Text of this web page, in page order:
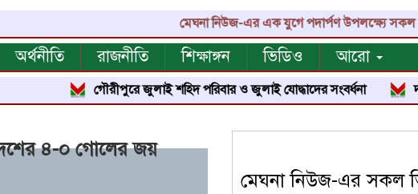
মেঘনা নিউজ-এর এক যুগে পদার্পণ উপলক্ষ্যে সকল
অর্থনীতি রাজনীতি শিক্ষাঙ্গন ভিডিও আরো
গৌরীপুরে জুলাই শহিদ পরিবার ও জুলাই যোদ্ধাদের সংবর্ধনা
৪-০ গোলের জয়
মেঘনা নিউজ-এর সকল